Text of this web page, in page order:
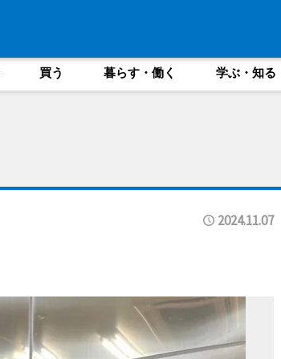
買う 暮らす・働く 学ぶ・知る
2024.11.07